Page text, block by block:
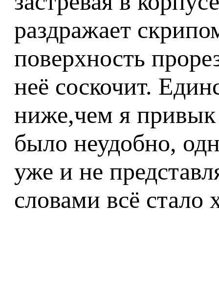
раздражает
поверхность
неё соскочит.
ниже,чем я привык
было неудобно,
уже и не
словами всё стало